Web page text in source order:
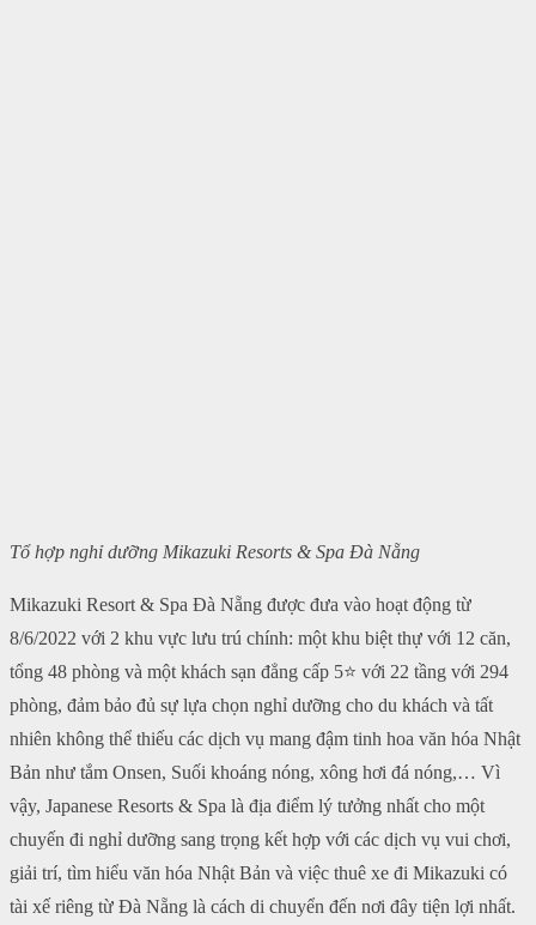
Tổ hợp nghỉ dưỡng Mikazuki Resorts & Spa Đà Nẵng
Mikazuki Resort & Spa Đà Nẵng được đưa vào hoạt động từ
8/6/2022 với 2 khu vực lưu trú chính: một khu biệt thự với 12 căn,
tổng 48 phòng và một khách sạn đẳng cấp 5⭐ với 22 tầng với 294
phòng, đảm bảo đủ sự lựa chọn nghỉ dưỡng cho du khách và tất
nhiên không thể thiếu các dịch vụ mang đậm tinh hoa văn hóa Nhật
Bản như tắm Onsen, Suối khoáng nóng, xông hơi đá nóng,… Vì
vậy, Japanese Resorts & Spa là địa điểm lý tưởng nhất cho một
chuyến đi nghỉ dưỡng sang trọng kết hợp với các dịch vụ vui chơi,
giải trí, tìm hiểu văn hóa Nhật Bản và việc thuê xe đi Mikazuki có
tài xế riêng từ Đà Nẵng là cách di chuyển đến nơi đây tiện lợi nhất.